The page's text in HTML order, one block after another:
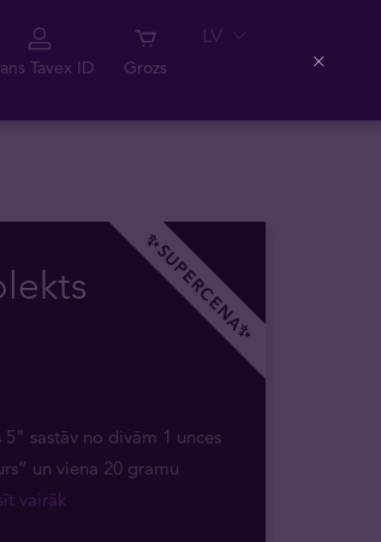
Tavex ID Grozs
LV
✨SUPERCENA✨
sastāv no divām 1 unces
un viena 20 gramu
vairāk
Close